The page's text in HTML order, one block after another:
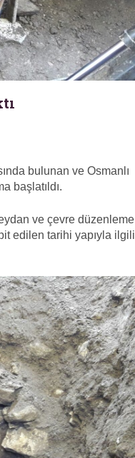
bulunan ve Osmanlı
başlatıldı.
ve çevre düzenleme
edilen tarihi yapıyla ilgili